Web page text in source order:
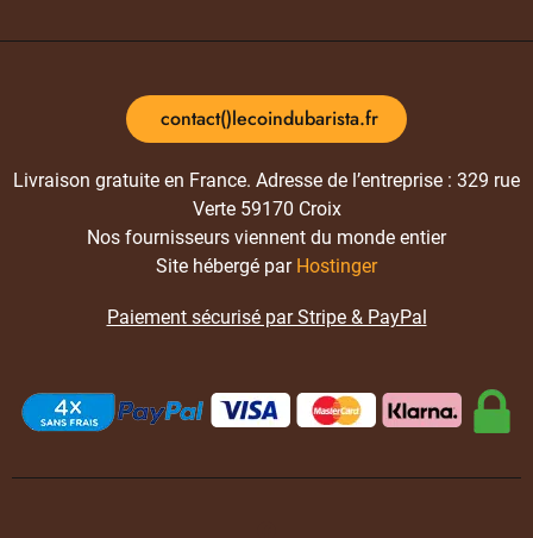
contact()lecoindubarista.fr
Livraison gratuite en France. Adresse de l’entreprise : 329 rue
Verte 59170 Croix
Nos fournisseurs viennent du monde entier
Site hébergé par Hostinger
Paiement sécurisé par Stripe & PayPal